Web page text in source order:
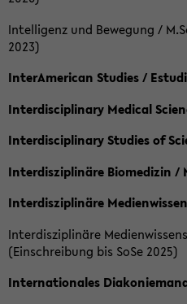
Intelligenz und Bewegung /
2023)
InterAmerican Studies /
Interdisciplinary Medical
Interdisciplinary Studies of
Interdisziplinäre Biomedizin /
Interdisziplinäre
Interdisziplinäre
(Einschreibung bis SoSe 2025)
Internationales